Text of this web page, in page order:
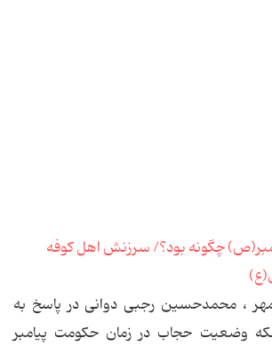
مهر ، محمدحسین رجبی دوانی در پاسخ به
وضعیت حجاب در زمان حکومت پیامبر